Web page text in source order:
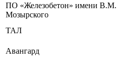
ПО «Железобетон» имени В.М.
Мозырского
ТАЛ
Авангард